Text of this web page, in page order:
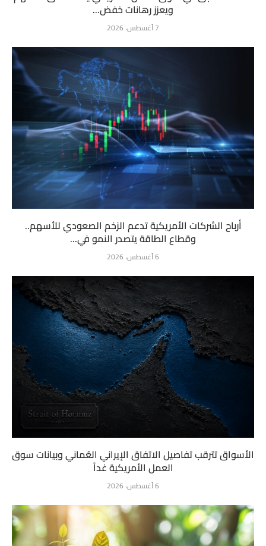
ويعزز رهانات خفض...
7 أغسطس، 2026
أرباح الشركات الأمريكية تدعم الزخم الصعودي للأسهم..
وقطاع الطاقة يتصدر النمو في...
6 أغسطس، 2026
الأسواق تترقب تفاصيل الاتفاق الإيراني العُماني وبيانات سوق
العمل الأمريكية غداً
6 أغسطس، 2026